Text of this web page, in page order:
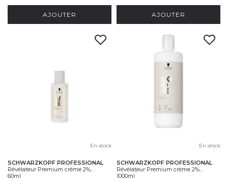
AJOUTER AJOUTER
En stock
SCHWARZKOPF PROFESSIONAL
Révélateur Premium crème 2%...
60ml
En stock
SCHWARZKOPF PROFESSIONAL
Révélateur Premium crème 2%...
1000ml